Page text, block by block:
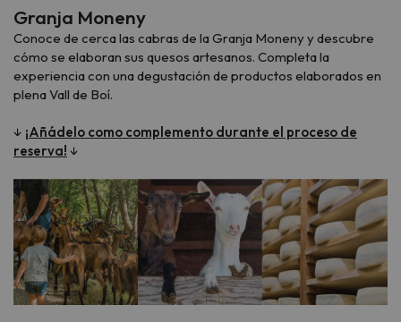
Granja Moneny
Conoce de cerca las cabras de la Granja Moneny y descubre
cómo se elaboran sus quesos artesanos. Completa la
experiencia con una degustación de productos elaborados en
plena Vall de Boí.
↓ ¡Añádelo como complemento durante el proceso de
reserva! ↓